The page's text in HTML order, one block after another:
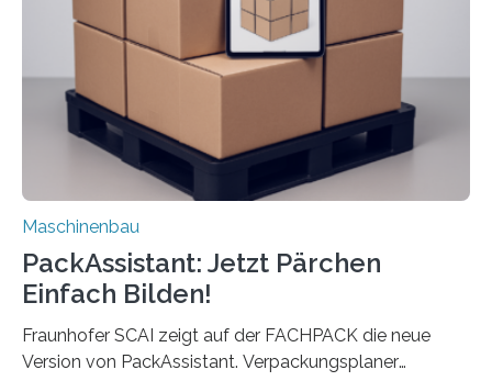
Landkarten und vieles mehr – mehrere Zehntausend
Exemplare pro Stunde. Je nach Maschinentyp und
Auftrag kann das Umrüsten…
Maschinenbau
PackAssistant: Jetzt Pärchen
Einfach Bilden!
Fraunhofer SCAI zeigt auf der FACHPACK die neue
Version von PackAssistant. Verpackungsplaner